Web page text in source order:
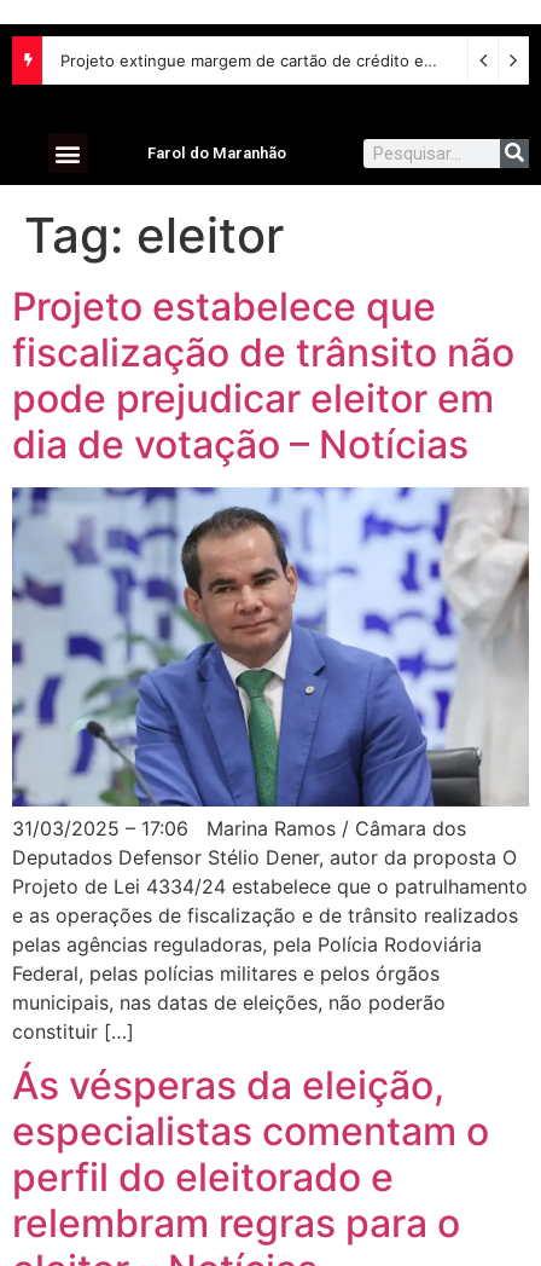
União Brasil oficializa candidatos e reafirma apoio a Orleans Brandão ao Governo do Maranhão
Farol do Maranhão
Tag: eleitor
Projeto estabelece que
fiscalização de trânsito não
pode prejudicar eleitor em
dia de votação – Notícias
31/03/2025 – 17:06 Marina Ramos / Câmara dos
Deputados Defensor Stélio Dener, autor da proposta O
Projeto de Lei 4334/24 estabelece que o patrulhamento
e as operações de fiscalização e de trânsito realizados
pelas agências reguladoras, pela Polícia Rodoviária
Federal, pelas polícias militares e pelos órgãos
municipais, nas datas de eleições, não poderão
constituir […]
Ás vésperas da eleição,
especialistas comentam o
perfil do eleitorado e
relembram regras para o